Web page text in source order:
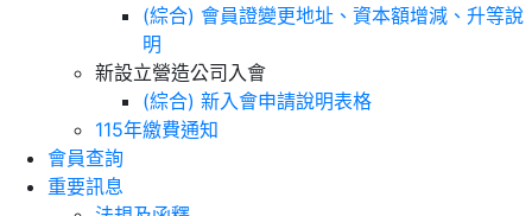
(綜合) 會員證變更地址、資本額增減、升等說
明
新設立營造公司入會
(綜合) 新入會申請說明表格
115年繳費通知
會員查詢
重要訊息